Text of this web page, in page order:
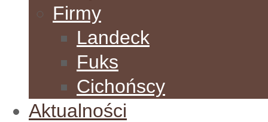
Firmy
Landeck
Fuks
Cichońscy
Aktualności